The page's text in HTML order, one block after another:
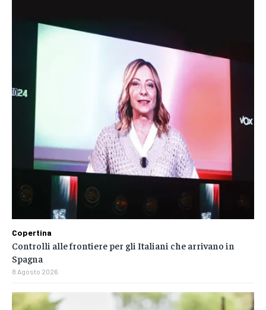
Copertina
Controlli alle frontiere per gli Italiani che arrivano in
Spagna
8 Agosto 2026